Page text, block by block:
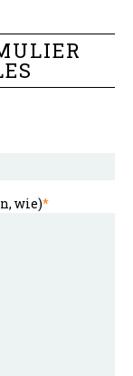
wie)*